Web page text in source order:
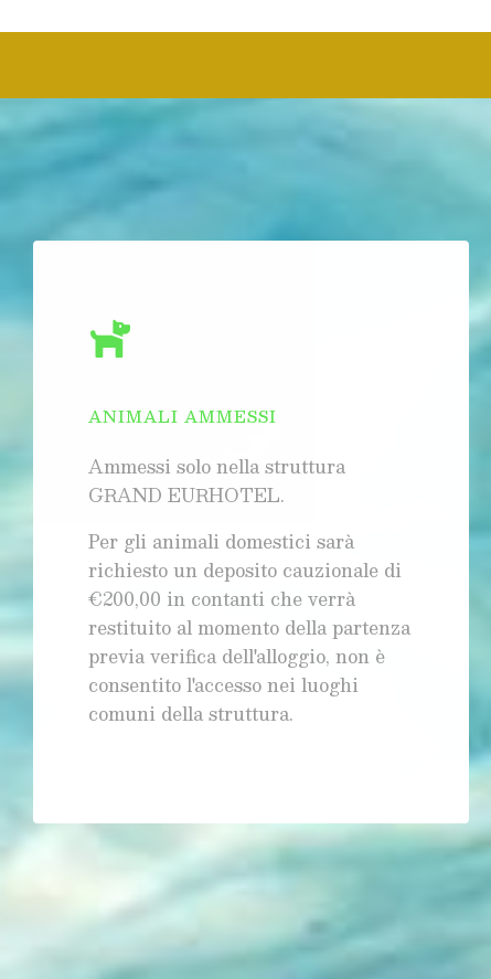
ANIMALI AMMESSI
Ammessi solo nella struttura
GRAND EURHOTEL.
Per gli animali domestici sarà
richiesto un deposito cauzionale di
€200,00 in contanti che verrà
restituito al momento della partenza
previa verifica dell'alloggio, non è
consentito l'accesso nei luoghi
comuni della struttura.